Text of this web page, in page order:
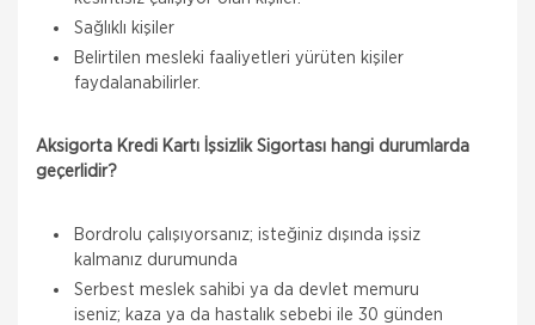
Sağlıklı kişiler
Belirtilen mesleki faaliyetleri yürüten kişiler
faydalanabilirler.
Aksigorta Kredi Kartı İşsizlik Sigortası hangi durumlarda
geçerlidir?
Bordrolu çalışıyorsanız; isteğiniz dışında işsiz
kalmanız durumunda
Serbest meslek sahibi ya da devlet memuru
iseniz; kaza ya da hastalık sebebi ile 30 günden
Quick Sigorta
Zorunlu Deprem Sigortası